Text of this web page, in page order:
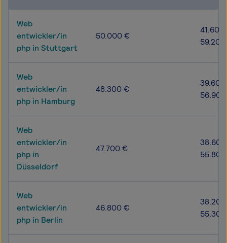
Web
entwickler/in
php in Stuttgart
50.000 €
Web
entwickler/in
php in Hamburg
48.300 €
Web
entwickler/in
php in
Düsseldorf
47.700 €
Web
entwickler/in
php in Berlin
46.800 €